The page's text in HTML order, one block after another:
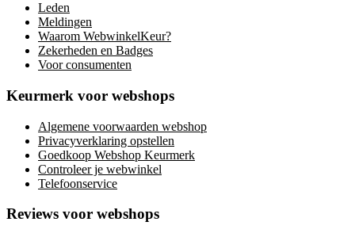
Leden
Meldingen
Waarom WebwinkelKeur?
Zekerheden en Badges
Voor consumenten
Keurmerk voor webshops
Algemene voorwaarden webshop
Privacyverklaring opstellen
Goedkoop Webshop Keurmerk
Controleer je webwinkel
Telefoonservice
Reviews voor webshops